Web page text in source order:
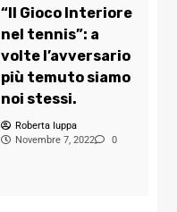
“Il Gioco Interiore
nel tennis”: a
volte l’avversario
più temuto siamo
noi stessi.
Roberta Iuppa
Novembre 7, 2022
0